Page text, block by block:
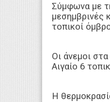
Σύμφωνα με
μεσημβρινές
τοπικοί
Οι άνεμοι
Αιγαίο 6
Η